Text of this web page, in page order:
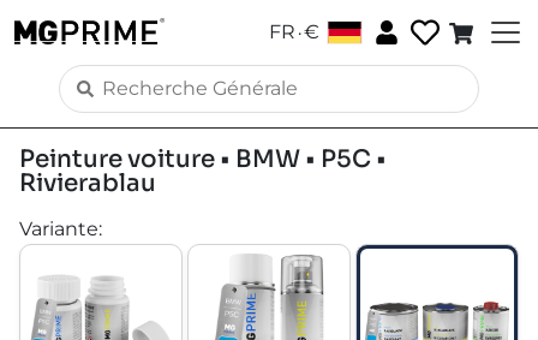
FR .€
Peinture voiture • BMW • P5C •
Rivierablau
Variante: